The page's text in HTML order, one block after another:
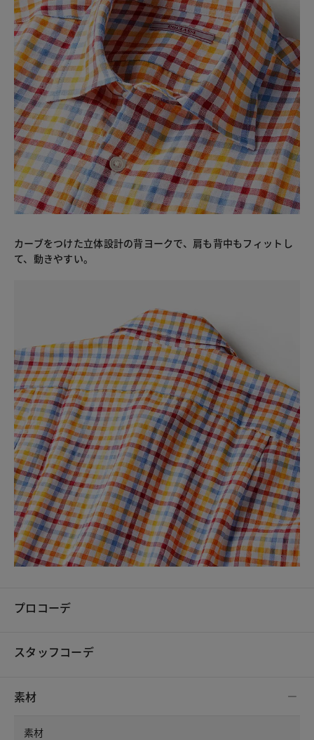
カーブをつけた立体設計の背ヨークで、肩も背中もフィットし
て、動きやすい。
プロコーデ
スタッフコーデ
素材
素材